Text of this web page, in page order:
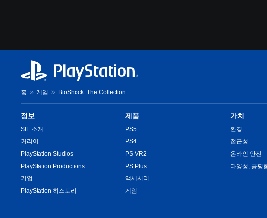
홈 게임 BioShock: The Collection
정보
SIE 소개
커리어
PlayStation Studios
PlayStation Productions
기업
PlayStation 히스토리
제품
PS5
PS4
PS VR2
PS Plus
액세서리
게임
가치
환경
접근성
온라인 안전
다양성, 공평